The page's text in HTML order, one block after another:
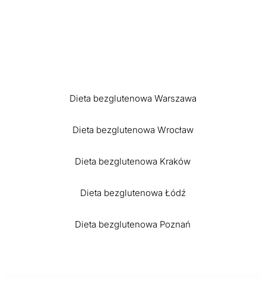
Dieta bezglutenowa Warszawa
Dieta bezglutenowa Wrocław
Dieta bezglutenowa Kraków
Dieta bezglutenowa Łódź
Dieta bezglutenowa Poznań